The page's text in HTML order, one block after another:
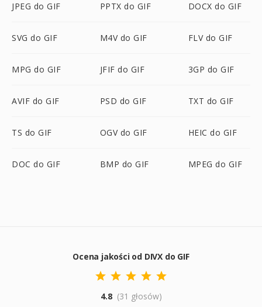
JPEG do GIF PPTX do GIF DOCX do GIF
SVG do GIF M4V do GIF FLV do GIF
MPG do GIF JFIF do GIF 3GP do GIF
AVIF do GIF PSD do GIF TXT do GIF
TS do GIF OGV do GIF HEIC do GIF
DOC do GIF BMP do GIF MPEG do GIF
Ocena jakości od DIVX do GIF
4.8 (31 głosów)